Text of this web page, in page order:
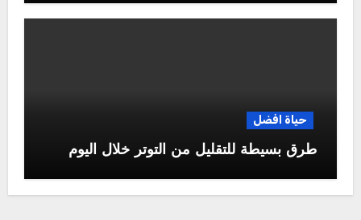
حياة افضل
طرق بسيطة للتقليل من التوتر خلال اليوم